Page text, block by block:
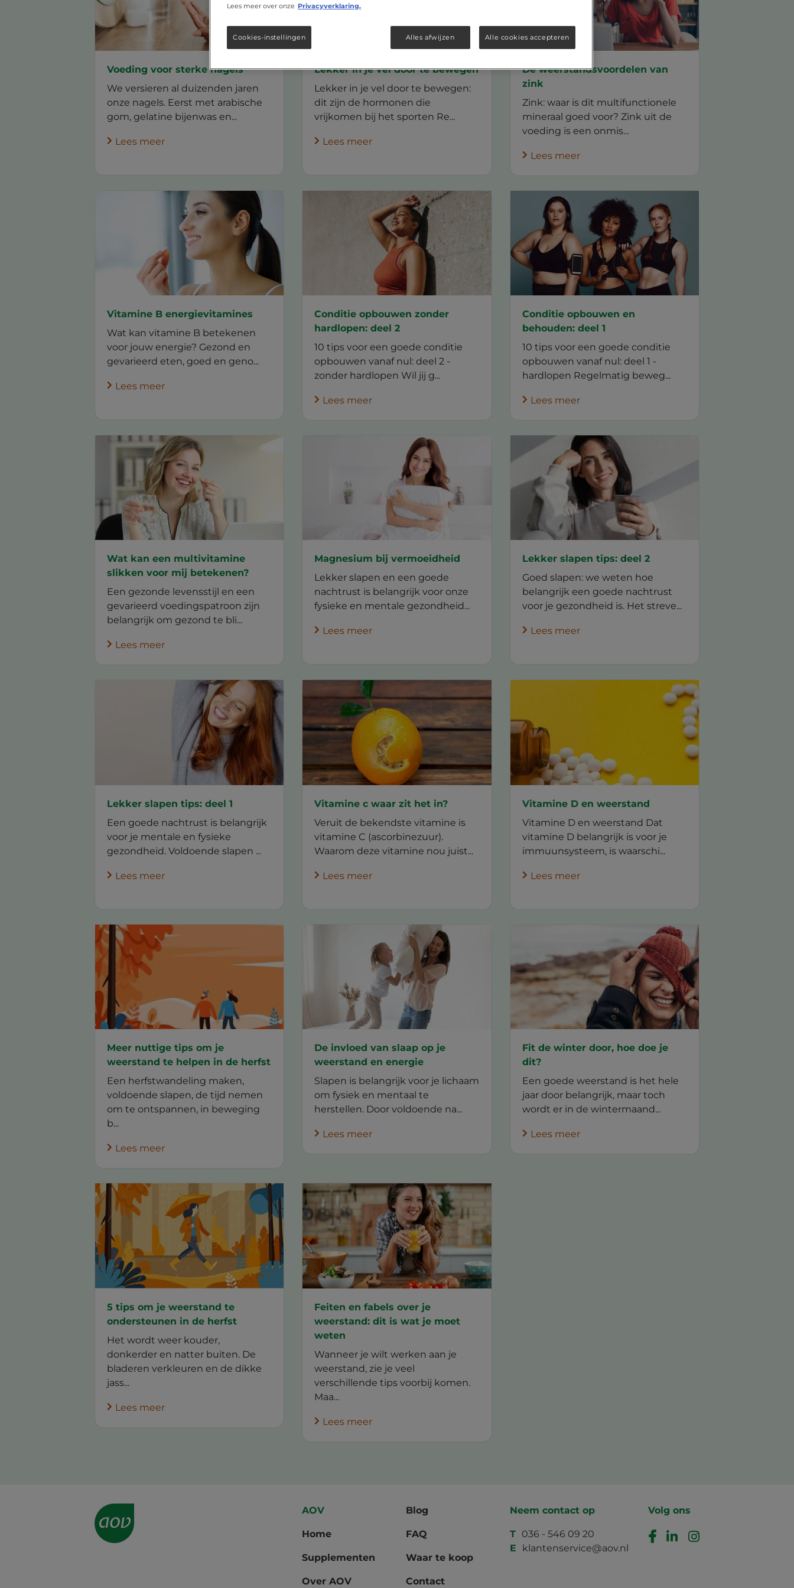
Voeding voor sterke nagels
We versieren al duizenden jaren
onze nagels. Eerst met arabische
gom, gelatine bijenwas en...
Lees meer
Lekker in je vel door te bewegen
Lekker in je vel door te bewegen:
dit zijn de hormonen die
vrijkomen bij het sporten Re...
Lees meer
De weerstandsvoordelen van
zink
Zink: waar is dit multifunctionele
mineraal goed voor? Zink uit de
voeding is een onmis...
Lees meer
Vitamine B energievitamines
Wat kan vitamine B betekenen
voor jouw energie? Gezond en
gevarieerd eten, goed en geno...
Lees meer
Conditie opbouwen zonder
hardlopen: deel 2
10 tips voor een goede conditie
opbouwen vanaf nul: deel 2 -
zonder hardlopen Wil jij g...
Lees meer
Conditie opbouwen en
behouden: deel 1
10 tips voor een goede conditie
opbouwen vanaf nul: deel 1 -
hardlopen Regelmatig beweg...
Lees meer
Wat kan een multivitamine
slikken voor mij betekenen?
Een gezonde levensstijl en een
gevarieerd voedingspatroon zijn
belangrijk om gezond te bli...
Lees meer
Magnesium bij vermoeidheid
Lekker slapen en een goede
nachtrust is belangrijk voor onze
fysieke en mentale gezondheid...
Lees meer
Lekker slapen tips: deel 2
Goed slapen: we weten hoe
belangrijk een goede nachtrust
voor je gezondheid is. Het streve...
Lees meer
Lekker slapen tips: deel 1
Een goede nachtrust is belangrijk
voor je mentale en fysieke
gezondheid. Voldoende slapen ...
Lees meer
Vitamine c waar zit het in?
Veruit de bekendste vitamine is
vitamine C (ascorbinezuur).
Waarom deze vitamine nou juist...
Lees meer
Vitamine D en weerstand
Vitamine D en weerstand Dat
vitamine D belangrijk is voor je
immuunsysteem, is waarschi...
Lees meer
Meer nuttige tips om je
weerstand te helpen in de herfst
Een herfstwandeling maken,
voldoende slapen, de tijd nemen
om te ontspannen, in beweging
b...
Lees meer
De invloed van slaap op je
weerstand en energie
Slapen is belangrijk voor je lichaam
om fysiek en mentaal te
herstellen. Door voldoende na...
Lees meer
Fit de winter door, hoe doe je
dit?
Een goede weerstand is het hele
jaar door belangrijk, maar toch
wordt er in de wintermaand...
Lees meer
5 tips om je weerstand te
ondersteunen in de herfst
Het wordt weer kouder,
donkerder en natter buiten. De
bladeren verkleuren en de dikke
jass...
Lees meer
Feiten en fabels over je
weerstand: dit is wat je moet
weten
Wanneer je wilt werken aan je
weerstand, zie je veel
verschillende tips voorbij komen.
Maa...
Lees meer
AOV
Home
Supplementen
Over AOV
Blog
FAQ
Waar te koop
Contact
Neem contact op
T 036 - 546 09 20
E
klantenservice@aov.nl
Volg ons
Lees meer over onze Privacyverklaring.
Alles afwijzen Alle cookies accepteren
Cookies-instellingen